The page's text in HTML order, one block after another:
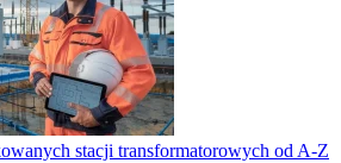
stacji transformatorowych od A-Z